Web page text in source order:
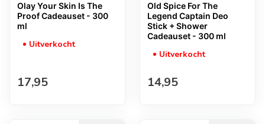
Olay Your Skin Is The
Proof Cadeauset - 300
ml
Uitverkocht
Normale prijs
17,95
Old Spice For The
Legend Captain Deo
Stick + Shower
Cadeauset - 300 ml
Uitverkocht
Normale prijs
14,95